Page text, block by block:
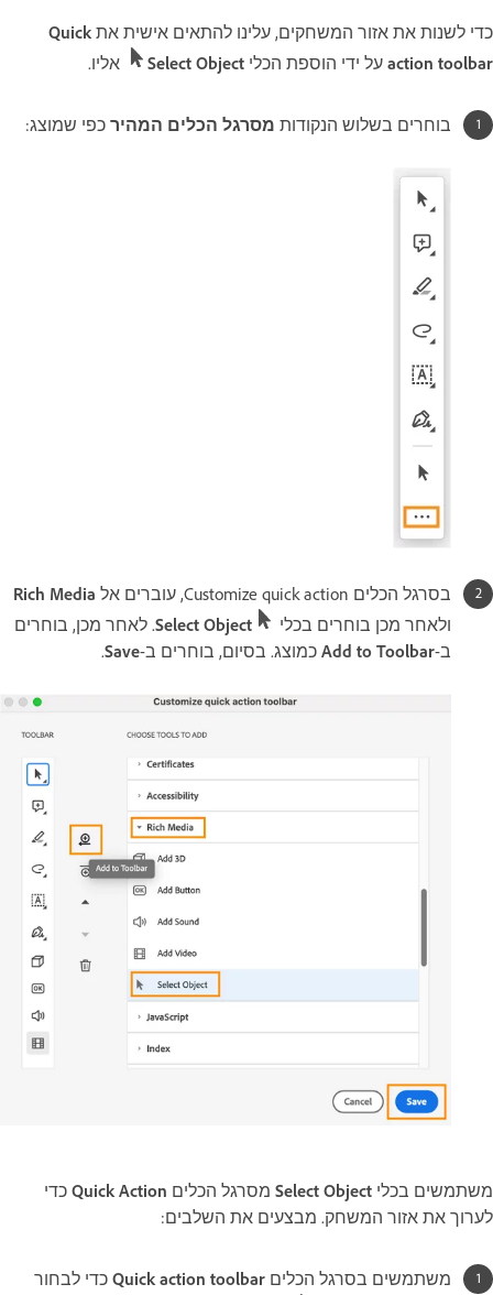
כדי לשנות את אזור המשחקים, עלינו להתאים אישית את Quick
action toolbar על ידי הוספת הכלי Select Object אליו.
בוחרים בשלוש הנקודות מסרגל הכלים המהיר כפי שמוצג:
בסרגל הכלים Customize quick action, עוברים אל
Rich Media
ולאחר מכן בוחרים בכלי
Select Object. לאחר מכן, בוחרים
ב-Add to Toolbar כמוצג. בסיום, בוחרים ב-Save
.
משתמשים בכלי Select Object מסרגל הכלים Quick Action כדי
לערוך את אזור המשחק. מבצעים את השלבים:
משתמשים בסרגל הכלים Quick action toolbar כדי לבחור